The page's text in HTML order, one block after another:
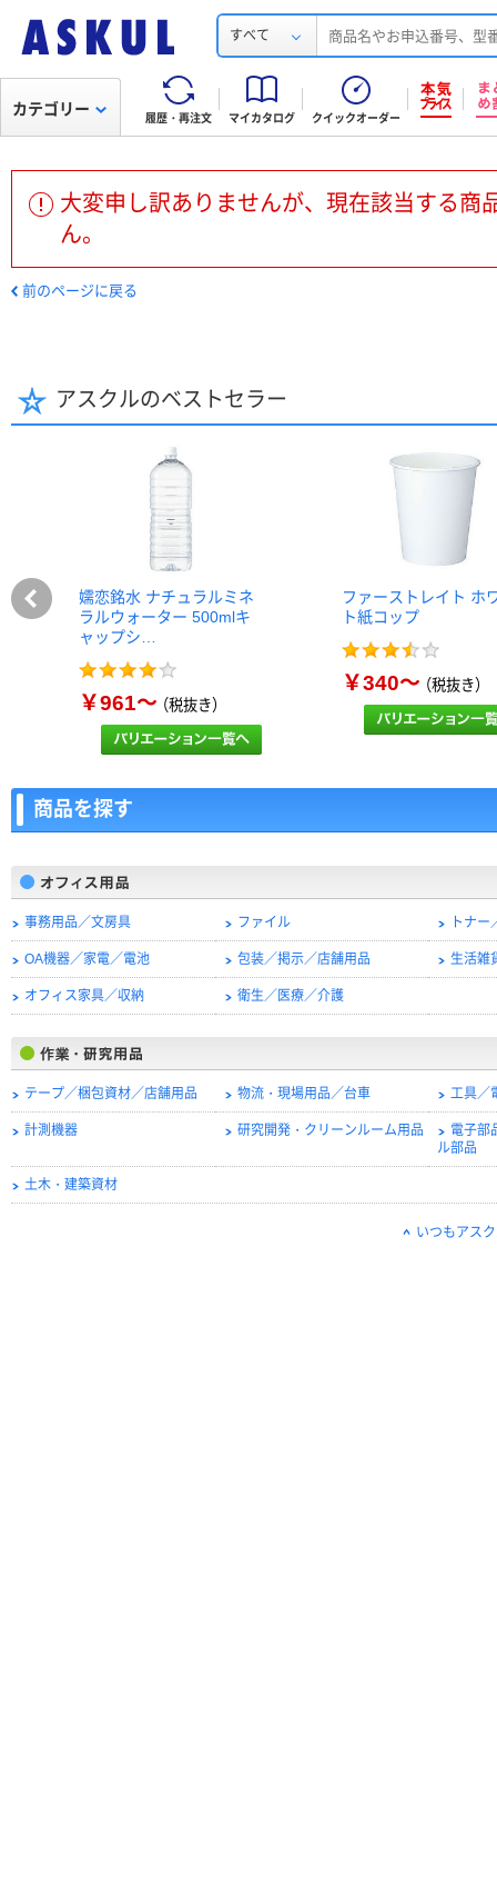
すべて
履歴・再注文 マイカタログ クイックオーダー
カテゴリー
大変申し訳ありませんが、現在該当する商
ん。
前のページに戻る
アスクルのベストセラー
嬬恋銘水 ナチュラルミネ
ラルウォーター 500mlキ
ャップシ…
￥961～（税抜き）
ファーストレイト ホ
ト紙コップ
￥340～（税抜き）
商品を探す
事務用品／文房具 ファイル トナ
OA機器／家電／電池 包装／掲示／店舗用品 生活雑
オフィス家具／収納 衛生／医療／介護
テープ／梱包資材／店舗用品 物流・現場用品／台車 工具／
計測機器 研究開発・クリーンルーム用品
電子部
ル部品
土木・建築資材
いつもアス